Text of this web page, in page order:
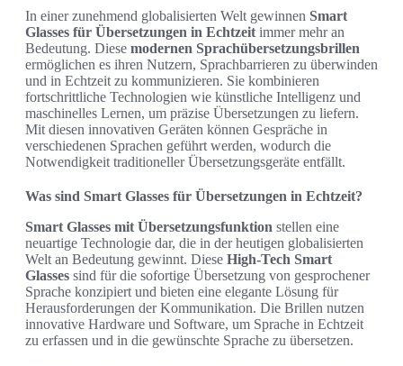
In einer zunehmend globalisierten Welt gewinnen Smart
Glasses für Übersetzungen in Echtzeit immer mehr an
Bedeutung. Diese modernen Sprachübersetzungsbrillen
ermöglichen es ihren Nutzern, Sprachbarrieren zu überwinden
und in Echtzeit zu kommunizieren. Sie kombinieren
fortschrittliche Technologien wie künstliche Intelligenz und
maschinelles Lernen, um präzise Übersetzungen zu liefern.
Mit diesen innovativen Geräten können Gespräche in
verschiedenen Sprachen geführt werden, wodurch die
Notwendigkeit traditioneller Übersetzungsgeräte entfällt.
Was sind Smart Glasses für Übersetzungen in Echtzeit?
Smart Glasses mit Übersetzungsfunktion stellen eine
neuartige Technologie dar, die in der heutigen globalisierten
Welt an Bedeutung gewinnt. Diese High-Tech Smart
Glasses sind für die sofortige Übersetzung von gesprochener
Sprache konzipiert und bieten eine elegante Lösung für
Herausforderungen der Kommunikation. Die Brillen nutzen
innovative Hardware und Software, um Sprache in Echtzeit
zu erfassen und in die gewünschte Sprache zu übersetzen.